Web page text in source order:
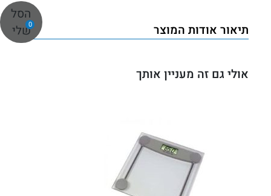
0
הסל
שלי
רצפתי
מכני
ADE
תיאור אודות המוצר +
אולי גם זה מעניין אותך